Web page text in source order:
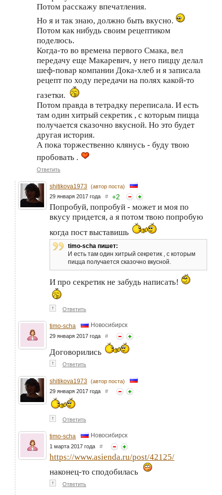
Потом расскажу впечатления.
Но я и так знаю, должно быть вкусно.
Потом как нибудь своим рецептиком
поделюсь.
Когда-то во времена первого Смака, вел
передачу еще Макаревич, у него пиццу делал
шеф-повар компании Дока-хлеб и я записала
рецепт по ходу передачи на полях какой-то
газетки.
Потом правда в тетрадку переписала. И есть
там один хитрый секретик , с которым пицца
получается сказочно вкусной. Но это будет
другая история.
А пока торжественно клянусь - буду твою
пробовать .
Ответить
shitikova1973 (автор поста)
29 января 2017 года # +2
Попробуй, попробуй - может и моя по
вкусу придется, а я потом твою попробую
когда пост выставишь
timo-scha пишет:
И есть там один хитрый секретик , с которым
пицца получается сказочно вкусной.
И про секретик не забудь написать!
↑ Ответить
timo-scha Новосибирск
29 января 2017 года #
Договорились
↑ Ответить
shitikova1973 (автор поста)
29 января 2017 года #
↑ Ответить
timo-scha Новосибирск
1 марта 2017 года #
https://www.asienda.ru/post/42125/
наконец-то сподобилась
↑ Ответить